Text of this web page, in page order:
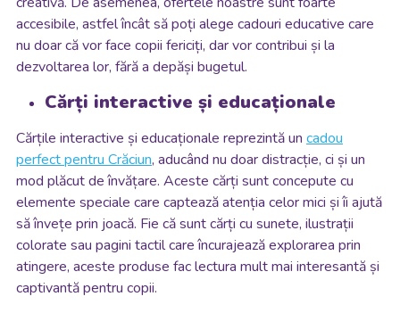
accesibile, astfel încât să poți alege cadouri educative care
nu doar că vor face copii fericiți, dar vor contribui și la
dezvoltarea lor, fără a depăși bugetul.
Cărți interactive și educaționale
Cărțile interactive și educaționale reprezintă un cadou
perfect pentru Crăciun, aducând nu doar distracție, ci și un
mod plăcut de învățare. Aceste cărți sunt concepute cu
elemente speciale care captează atenția celor mici și îi ajută
să învețe prin joacă. Fie că sunt cărți cu sunete, ilustrații
colorate sau pagini tactil care încurajează explorarea prin
atingere, aceste produse fac lectura mult mai interesantă și
captivantă pentru copii.